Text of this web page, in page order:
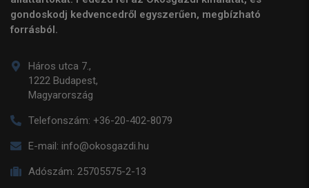
gondoskodj kedvencedről egyszerűen, megbízható
forrásból.
Háros utca 7.,
1222 Budapest,
Magyarország
Telefonszám: +36-20-402-8079
E-mail: info@okosgazdi.hu
Adószám: 25705575-2-13